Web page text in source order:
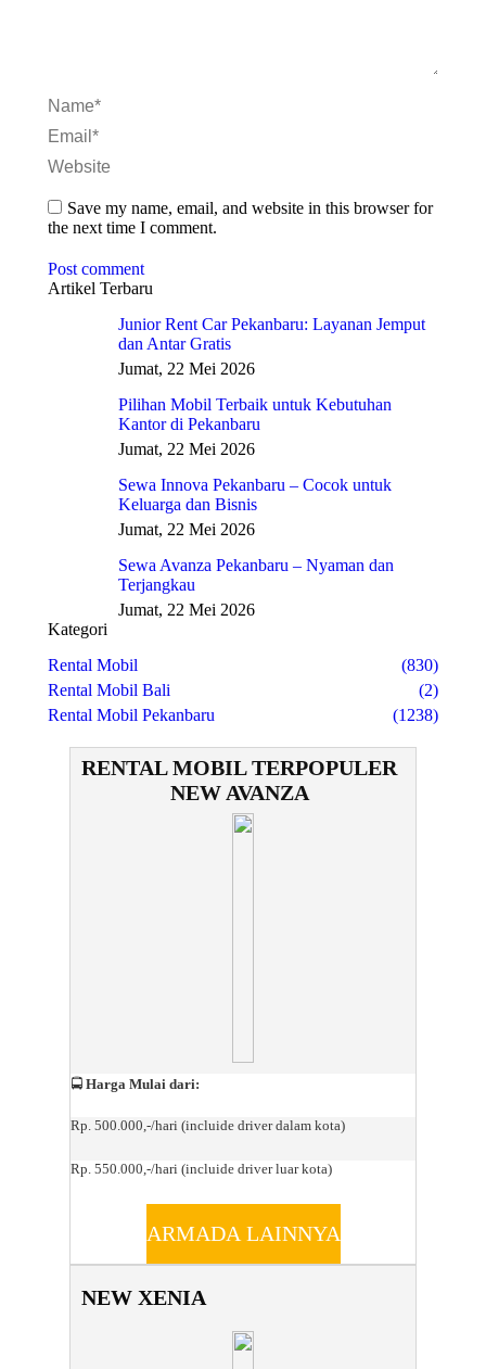
Name *
Email *
Website
Save my name, email, and website in this browser for
the next time I comment.
Post comment
Artikel Terbaru
Junior Rent Car Pekanbaru: Layanan Jemput
dan Antar Gratis
Jumat, 22 Mei 2026
Pilihan Mobil Terbaik untuk Kebutuhan
Kantor di Pekanbaru
Jumat, 22 Mei 2026
Sewa Innova Pekanbaru – Cocok untuk
Keluarga dan Bisnis
Jumat, 22 Mei 2026
Sewa Avanza Pekanbaru – Nyaman dan
Terjangkau
Jumat, 22 Mei 2026
Kategori
Rental Mobil
(830)
Rental Mobil Bali
(2)
Rental Mobil Pekanbaru
(1238)
RENTAL MOBIL TERPOPULER
NEW AVANZA
🚍 Harga Mulai dari:
Rp. 500.000,-/hari (incluide driver dalam kota)
Rp. 550.000,-/hari (incluide driver luar kota)
ARMADA LAINNYA
NEW XENIA